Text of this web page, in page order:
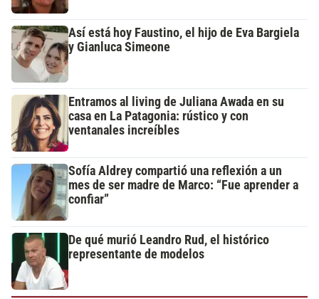
Así está hoy Faustino, el hijo de Eva Bargiela
y Gianluca Simeone
Entramos al living de Juliana Awada en su
casa en La Patagonia: rústico y con
ventanales increíbles
Sofía Aldrey compartió una reflexión a un
mes de ser madre de Marco: “Fue aprender a
confiar”
De qué murió Leandro Rud, el histórico
representante de modelos